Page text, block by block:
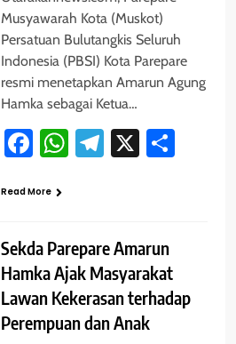
Musyawarah Kota (Muskot)
Persatuan Bulutangkis Seluruh
Indonesia (PBSI) Kota Parepare
resmi menetapkan Amarun Agung
Hamka sebagai Ketua…
Facebook
WhatsApp
Telegram
X
Read More
Sekda Parepare Amarun
Hamka Ajak Masyarakat
Lawan Kekerasan terhadap
Perempuan dan Anak